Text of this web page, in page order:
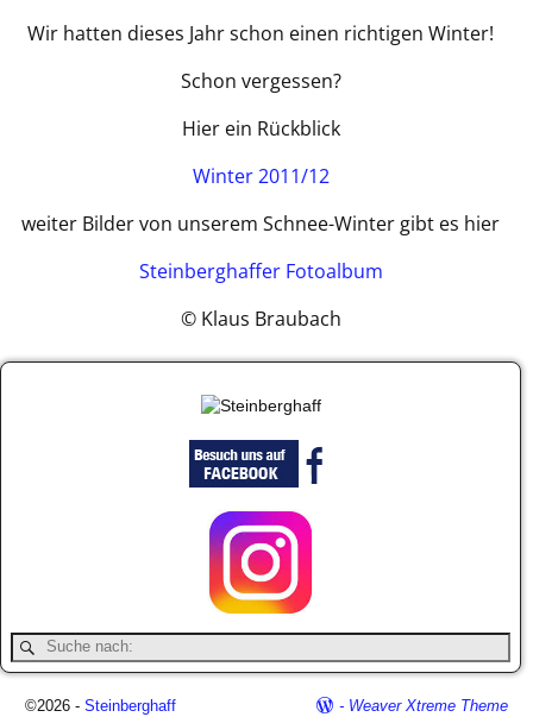
Wir hatten dieses Jahr schon einen richtigen Winter!
Schon vergessen?
Hier ein Rückblick
Winter 2011/12
weiter Bilder von unserem Schnee-Winter gibt es hier
Steinberghaffer Fotoalbum
© Klaus Braubach
©2026 - Steinberghaff - Weaver Xtreme Theme